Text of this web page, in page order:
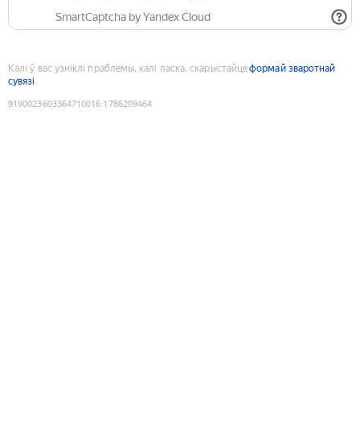
SmartCaptcha by Yandex Cloud
Калі ў вас узніклі праблемы, калі ласка, скарыстайцеформай зваротнай
сувязі
9190023603364710016:1786209464